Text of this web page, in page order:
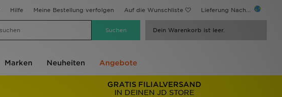
Hilfe Meine Bestellung verfolgen Auf die Wunschliste Lieferung Nach...
Dein Warenkorb ist leer.
Marken Neuheiten Angebote
GRATIS FILIALVERSAND
IN DEINEN JD STORE